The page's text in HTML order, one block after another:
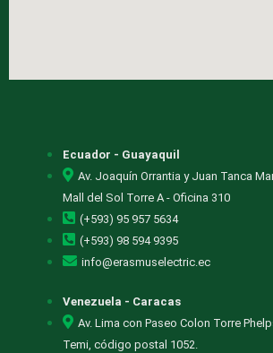
Ecuador - Guayaquil
Av. Joaquín Orrantia y Juan Tanca
Mall del Sol Torre A - Oficina 310
(+593) 95 957 5634
(+593) 98 594 9395
info@erasmuselectric.ec
Venezuela - Caracas
Av. Lima con Paseo Colon Torre
Temi, código postal 1052.